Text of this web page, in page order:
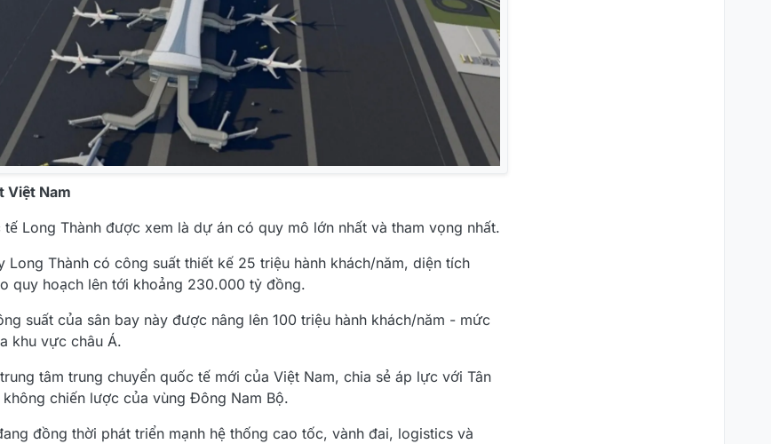
Việt Nam
Long Thành được xem là dự án có quy mô lớn nhất và tham vọng nhất.
Thành có công suất thiết kế 25 triệu hành khách/năm, diện tích
quy hoạch lên tới khoảng 230.000 tỷ đồng.
suất của sân bay này được nâng lên 100 triệu hành khách/năm - mức
khu vực châu Á.
tâm trung chuyển quốc tế mới của Việt Nam, chia sẻ áp lực với Tân
chiến lược của vùng Đông Nam Bộ.
đồng thời phát triển mạnh hệ thống cao tốc, vành đai, logistics và